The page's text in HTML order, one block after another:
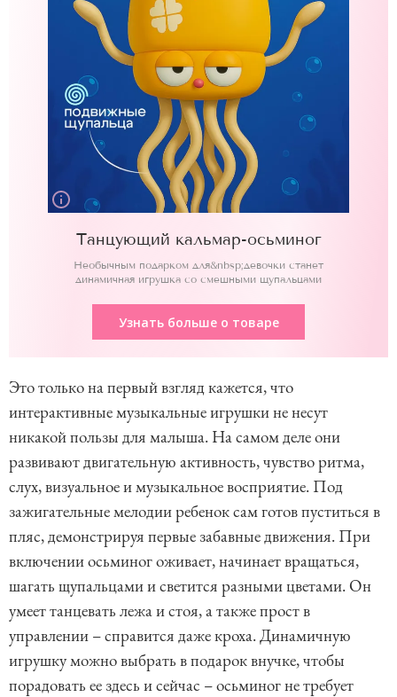
Танцующий кальмар-осьминог
Необычным подарком для&nbsp;девочки станет
динамичная игрушка со смешными щупальцами
Узнать больше о товаре
Это только на первый взгляд кажется, что
интерактивные музыкальные игрушки не несут
никакой пользы для малыша. На самом деле они
развивают двигательную активность, чувство ритма,
слух, визуальное и музыкальное восприятие. Под
зажигательные мелодии ребенок сам готов пуститься в
пляс, демонстрируя первые забавные движения. При
включении осьминог оживает, начинает вращаться,
шагать щупальцами и светится разными цветами. Он
умеет танцевать лежа и стоя, а также прост в
управлении – справится даже кроха. Динамичную
игрушку можно выбрать в подарок внучке, чтобы
порадовать ее здесь и сейчас – осьминог не требует